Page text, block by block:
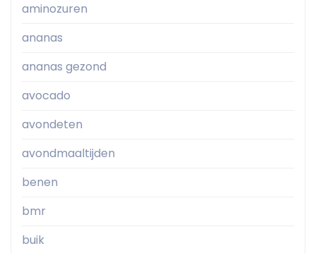
aminozuren
ananas
ananas gezond
avocado
avondeten
avondmaaltijden
benen
bmr
buik